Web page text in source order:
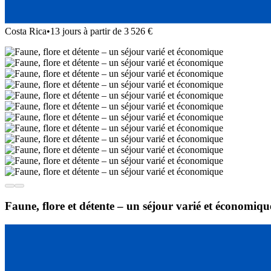
Costa Rica•13 jours à partir de 3 526 €
Faune, flore et détente – un séjour varié et